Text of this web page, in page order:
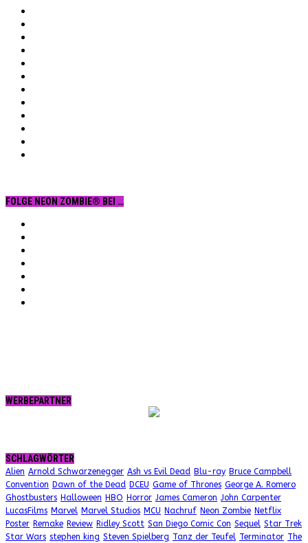
FOLGE NEON ZOMBIE® BEI …
WERBEPARTNER
SCHLAGWÖRTER
Alien Arnold Schwarzenegger Ash vs Evil Dead Blu-ray Bruce Campbell
Convention Dawn of the Dead DCEU Game of Thrones George A. Romero
Ghostbusters Halloween HBO Horror James Cameron John Carpenter
LucasFilms Marvel Marvel Studios MCU Nachruf Neon Zombie Netflix
Poster Remake Review Ridley Scott San Diego Comic Con Sequel Star Trek
Star Wars stephen king Steven Spielberg Tanz der Teufel Terminator The